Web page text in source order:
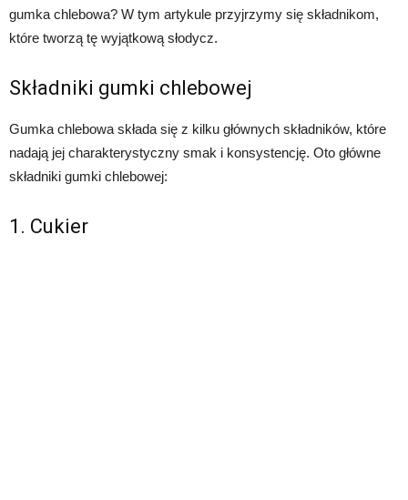
gumka chlebowa? W tym artykule przyjrzymy się składnikom,
które tworzą tę wyjątkową słodycz.
Składniki gumki chlebowej
Gumka chlebowa składa się z kilku głównych składników, które
nadają jej charakterystyczny smak i konsystencję. Oto główne
składniki gumki chlebowej:
1. Cukier